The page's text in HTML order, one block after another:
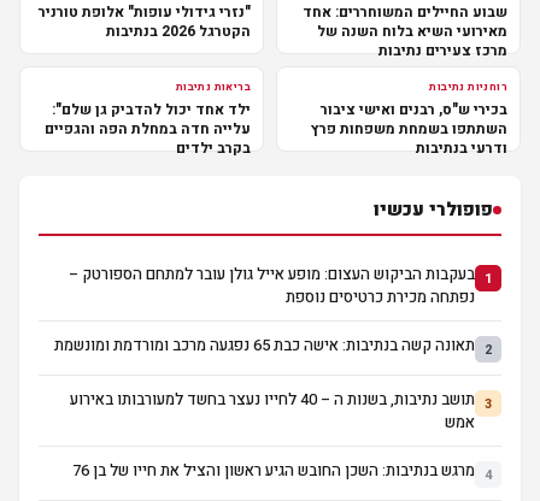
שבוע החיילים המשוחררים: אחד
מאירועי השיא בלוח השנה של
מרכז צעירים נתיבות
"נזרי גידולי עופות" אלופת טורניר
הקטרגל 2026 בנתיבות
רוחניות נתיבות
בכירי ש"ס, רבנים ואישי ציבור
השתתפו בשמחת משפחות פרץ
ודרעי בנתיבות
בריאות נתיבות
ילד אחד יכול להדביק גן שלם":
עלייה חדה במחלת הפה והגפיים
בקרב ילדים
פופולרי עכשיו
1 בעקבות הביקוש העצום: מופע אייל גולן עובר למתחם הספורטק –
נפתחה מכירת כרטיסים נוספת
2 תאונה קשה בנתיבות: אישה כבת 65 נפגעה מרכב ומורדמת ומונשמת
3
תושב נתיבות, בשנות ה – 40 לחייו נעצר בחשד למעורבותו באירוע
אמש
4 מרגש בנתיבות: השכן החובש הגיע ראשון והציל את חייו של בן 76